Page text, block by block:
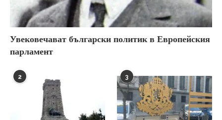
Увековечават български политик в Европейския
парламент
2 3